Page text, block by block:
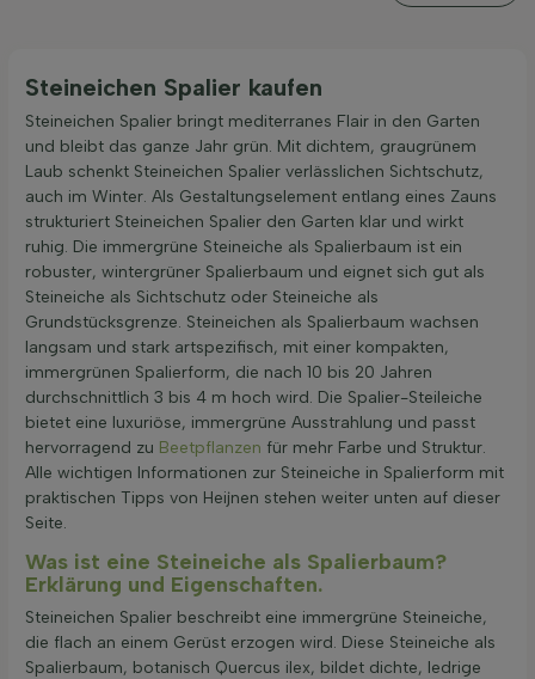
Preis
Rinde/Bast
Bodenart
Kronenform
Filter anwenden
Steineichen Spalier kaufen
Steineichen Spalier bringt mediterranes Flair in den Garten
und bleibt das ganze Jahr grün. Mit dichtem, graugrünem
Laub schenkt Steineichen Spalier verlässlichen Sichtschutz,
auch im Winter. Als Gestaltungselement entlang eines Zauns
strukturiert Steineichen Spalier den Garten klar und wirkt
ruhig. Die immergrüne Steineiche als Spalierbaum ist ein
robuster, wintergrüner Spalierbaum und eignet sich gut als
Steineiche als Sichtschutz oder Steineiche als
Grundstücksgrenze. Steineichen als Spalierbaum wachsen
langsam und stark artspezifisch, mit einer kompakten,
immergrünen Spalierform, die nach 10 bis 20 Jahren
durchschnittlich 3 bis 4 m hoch wird. Die Spalier-Steileiche
bietet eine luxuriöse, immergrüne Ausstrahlung und passt
hervorragend zu Beetpflanzen für mehr Farbe und Struktur.
Alle wichtigen Informationen zur Steineiche in Spalierform mit
praktischen Tipps von Heijnen stehen weiter unten auf dieser
Seite.
Was ist eine Steineiche als Spalierbaum?
Erklärung und Eigenschaften.
Steineichen Spalier beschreibt eine immergrüne Steineiche,
die flach an einem Gerüst erzogen wird. Diese Steineiche als
Spalierbaum, botanisch Quercus ilex, bildet dichte, ledrige